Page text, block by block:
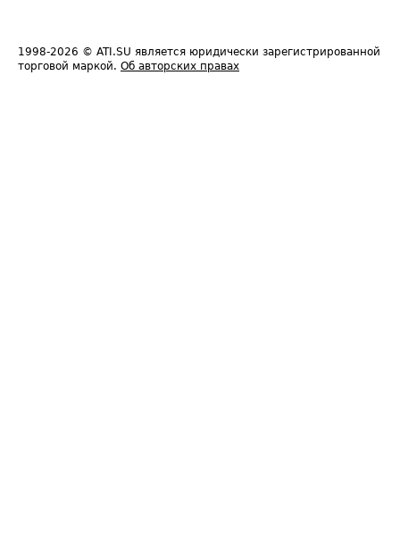
1998-2026 © ATI.SU является юридически зарегистрированной
торговой маркой. Об авторских правах